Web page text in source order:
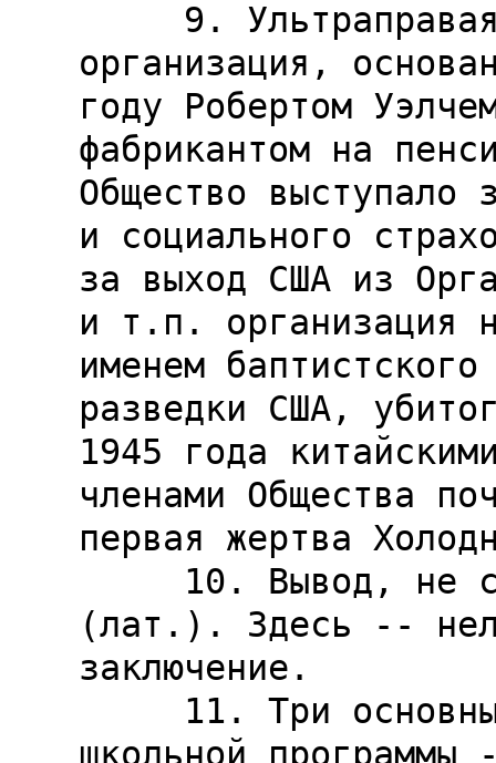
организация,
году Робертом
фабрикантом на
Общество выступало
и социального
за выход США из
и т.п. организация
именем
разведки США,
1945 года
членами Общества
первая жертва
(лат.). Здесь --
заключение.
школьной